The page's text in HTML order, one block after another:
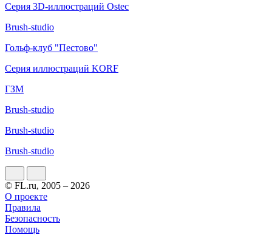
Серия 3D-иллюстраций Ostec
Brush-studio
Гольф-клуб "Пестово"
Серия иллюстраций KORF
ГЗМ
Brush-studio
Brush-studio
Brush-studio
© FL.ru, 2005 – 2026
О проекте
Правила
Безопасность
Помощь